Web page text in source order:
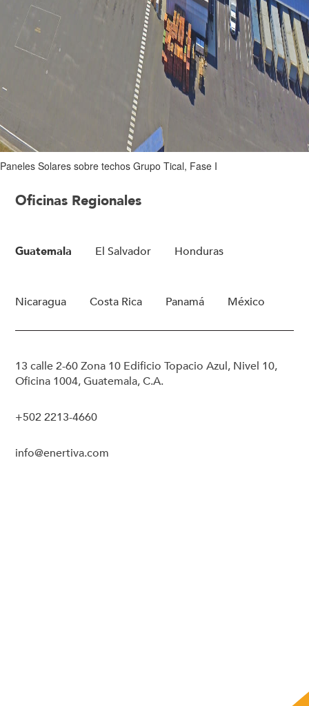
Paneles Solares sobre techos Grupo Tical, Fase I
Oficinas Regionales
Guatemala El Salvador Honduras
Nicaragua Costa Rica Panamá México
13 calle 2-60 Zona 10 Edificio Topacio Azul, Nivel 10,
Oficina 1004, Guatemala, C.A.
+502 2213-4660
info@enertiva.com